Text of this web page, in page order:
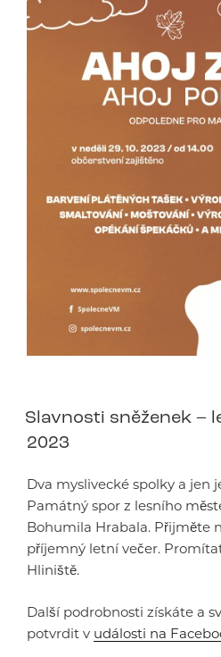
Slavnosti sněženek –
2023
Dva myslivecké spolky a jen
Památný spor z lesního
Bohumila Hrabala. Přijměte
příjemný letní večer.
Hliniště.
Další podrobnosti získáte a
potvrdit v události na